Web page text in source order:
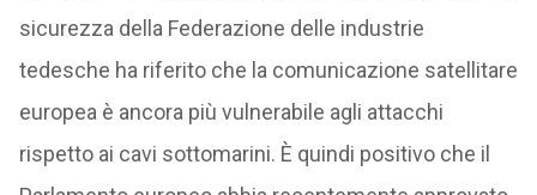
sicurezza della Federazione delle industrie
tedesche ha riferito che la comunicazione satellitare
europea è ancora più vulnerabile agli attacchi
rispetto ai cavi sottomarini. È quindi positivo che il